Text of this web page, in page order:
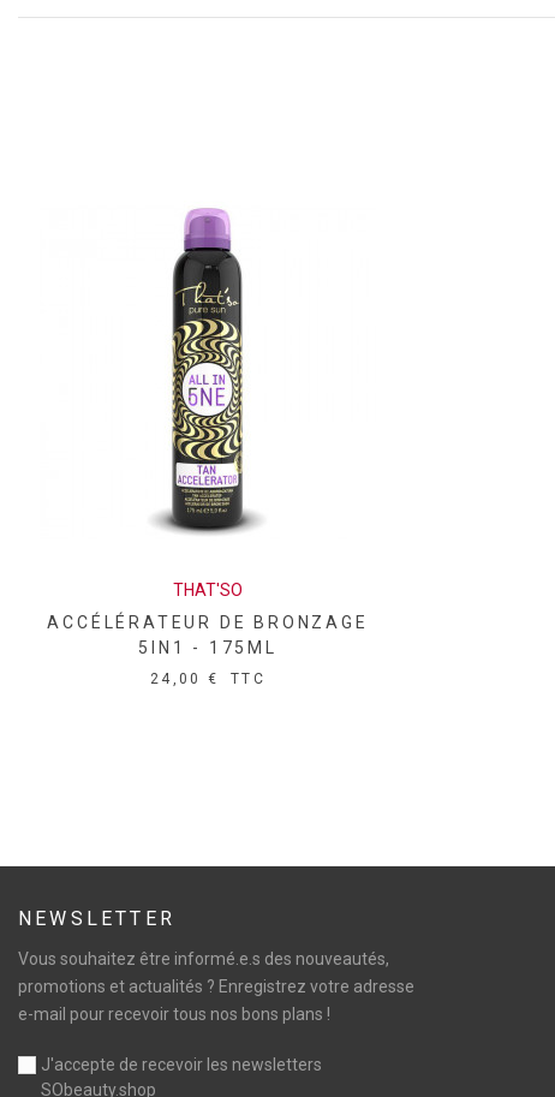
THAT'SO
ACCÉLÉRATEUR DE BRONZAGE
5IN1 - 175ML
24,00 € TTC
NEWSLETTER
Vous souhaitez être informé.e.s des nouveautés,
promotions et actualités ? Enregistrez votre adresse
e-mail pour recevoir tous nos bons plans !
J'accepte de recevoir les newsletters
SObeauty.shop